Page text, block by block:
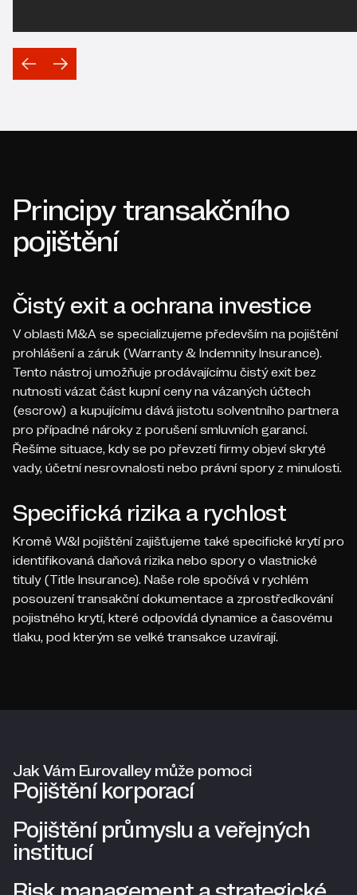
Principy transakčního
pojištění
Čistý exit a ochrana investice
V oblasti M&A se specializujeme především na pojištění
prohlášení a záruk (Warranty & Indemnity Insurance).
Tento nástroj umožňuje prodávajícímu čistý exit bez
nutnosti vázat část kupní ceny na vázaných účtech
(escrow) a kupujícímu dává jistotu solventního partnera
pro případné nároky z porušení smluvních garancí.
Řešíme situace, kdy se po převzetí firmy objeví skryté
vady, účetní nesrovnalosti nebo právní spory z minulosti.
Specifická rizika a rychlost
Kromě W&I pojištění zajišťujeme také specifické krytí pro
identifikovaná daňová rizika nebo spory o vlastnické
tituly (Title Insurance). Naše role spočívá v rychlém
posouzení transakční dokumentace a zprostředkování
pojistného krytí, které odpovídá dynamice a časovému
tlaku, pod kterým se velké transakce uzavírají.
Jak Vám Eurovalley může pomoci
Pojištění korporací
Pojištění průmyslu a veřejných
institucí